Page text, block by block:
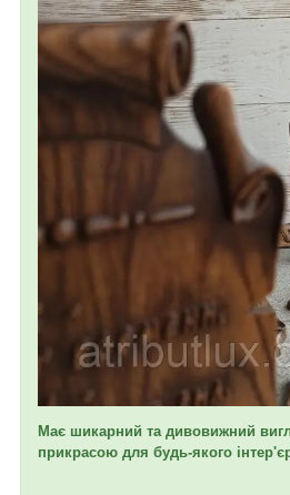
Має шикарний та дивовижний
прикрасою для будь-якого